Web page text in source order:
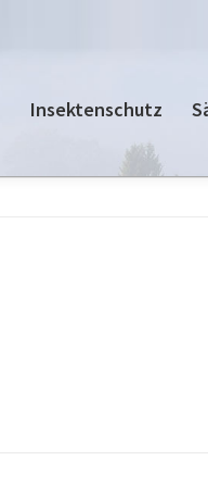
Insektenschutz